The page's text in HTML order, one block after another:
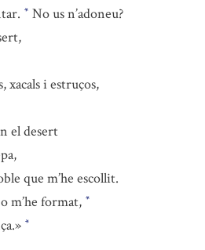
* No us n’adoneu?
xacals i estruços,
el desert
que m’he escollit.
m’he format, *
*